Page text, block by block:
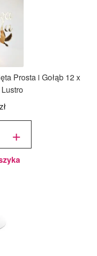
Prosta i Gołąb 12 x
zł
+